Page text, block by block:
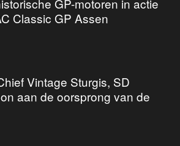
Classic GP Assen
Vintage Sturgis, SD
aan de oorsprong van de